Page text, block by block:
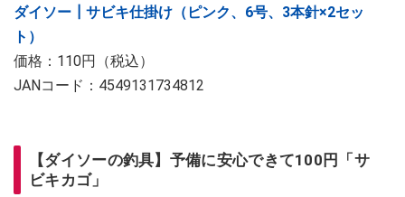
ダイソー┃サビキ仕掛け（ピンク、6号、3本針×2セッ
ト）
価格：110円（税込）
JANコード：4549131734812
【ダイソーの釣具】予備に安心できて100円「サ
ビキカゴ」